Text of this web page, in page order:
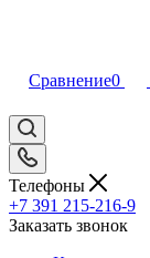
Сравнение0
Телефоны
+7 391 215-216-9
Заказать звонок